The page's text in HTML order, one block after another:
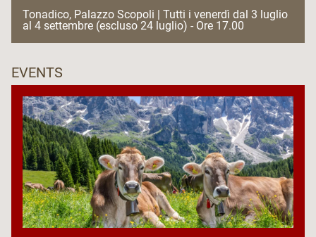
Tonadico, Palazzo Scopoli | Tutti i venerdì dal 3 luglio
al 4 settembre (escluso 24 luglio) - Ore 17.00
EVENTS